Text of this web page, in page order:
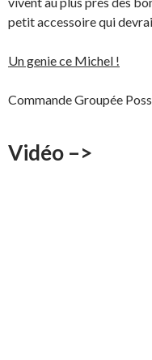
petit accessoire qui
Un genie ce Michel !
Commande Groupée
Vidéo –>